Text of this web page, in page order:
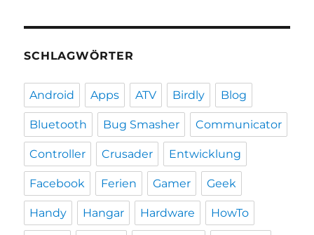
SCHLAGWÖRTER
Android Apps ATV Birdly Blog
Bluetooth Bug Smasher Communicator
Controller Crusader Entwicklung
Facebook Ferien Gamer Geek
Handy Hangar Hardware HowTo